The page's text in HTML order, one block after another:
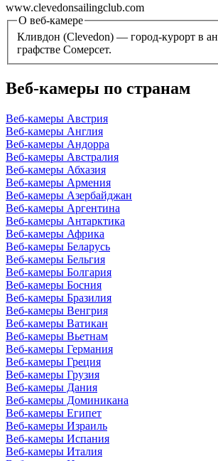
www.clevedonsailingclub.com
О веб-камере
Кливдон (Clevedon) — город-курорт в
графстве Сомерсет.
Веб-камеры по странам
Веб-камеры Австрия
Веб-камеры Англия
Веб-камеры Андорра
Веб-камеры Австралия
Веб-камеры Абхазия
Веб-камеры Армения
Веб-камеры Азербайджан
Веб-камеры Аргентина
Веб-камеры Антарктика
Веб-камеры Африка
Веб-камеры Беларусь
Веб-камеры Бельгия
Веб-камеры Болгария
Веб-камеры Босния
Веб-камеры Бразилия
Веб-камеры Венгрия
Веб-камеры Ватикан
Веб-камеры Вьетнам
Веб-камеры Германия
Веб-камеры Греция
Веб-камеры Грузия
Веб-камеры Дания
Веб-камеры Доминикана
Веб-камеры Египет
Веб-камеры Израиль
Веб-камеры Испания
Веб-камеры Италия